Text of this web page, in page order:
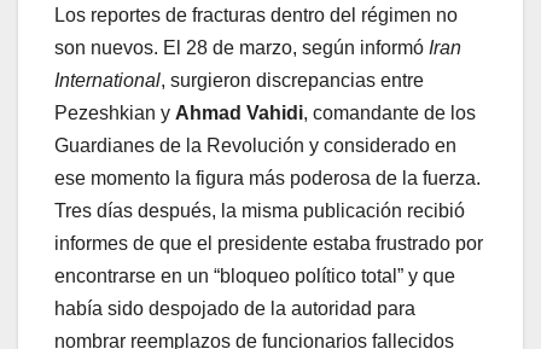
Los reportes de fracturas dentro del régimen no
son nuevos. El 28 de marzo, según informó Iran
International, surgieron discrepancias entre
Pezeshkian y Ahmad Vahidi, comandante de los
Guardianes de la Revolución y considerado en
ese momento la figura más poderosa de la fuerza.
Tres días después, la misma publicación recibió
informes de que el presidente estaba frustrado por
encontrarse en un “bloqueo político total” y que
había sido despojado de la autoridad para
nombrar reemplazos de funcionarios fallecidos